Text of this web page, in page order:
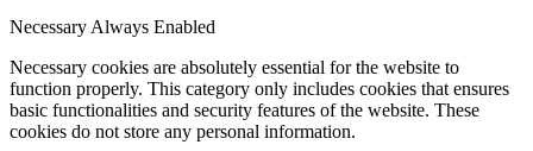
Necessary Always Enabled
Necessary cookies are absolutely essential for the website to
function properly. This category only includes cookies that ensures
basic functionalities and security features of the website. These
cookies do not store any personal information.